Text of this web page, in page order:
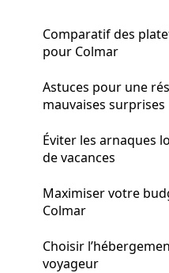
Comparatif des
pour Colmar
Astuces pour une
mauvaises surprises
Éviter les arnaques
de vacances
Maximiser votre
Colmar
Choisir
voyageur